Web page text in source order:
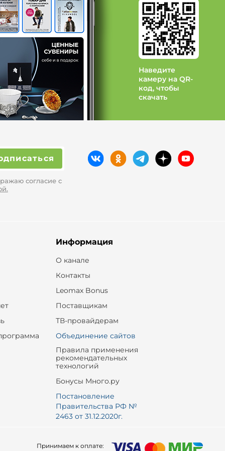
Наведите
камеру на QR-
код, чтобы
скачать
согласие с
Информация
О канале
Контакты
Leomax Bonus
Поставщикам
ТВ-провайдерам
Объединение сайтов
Правила применения
рекомендательных
технологий
Бонусы Много.ру
Постановление
Правительства РФ №
2463 от 31.12.2020г.
Принимаем к оплате: